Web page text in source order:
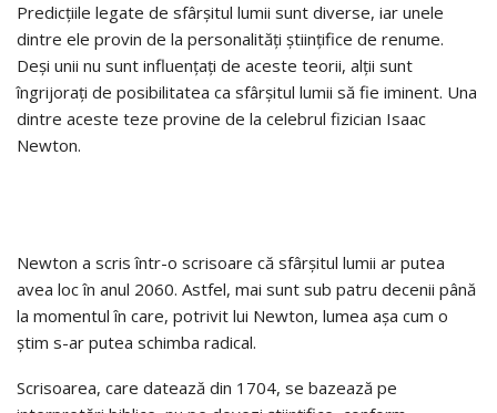
Predicțiile legate de sfârșitul lumii sunt diverse, iar unele
dintre ele provin de la personalități științifice de renume.
Deși unii nu sunt influențați de aceste teorii, alții sunt
îngrijorați de posibilitatea ca sfârșitul lumii să fie iminent. Una
dintre aceste teze provine de la celebrul fizician Isaac
Newton.
Newton a scris într-o scrisoare că sfârșitul lumii ar putea
avea loc în anul 2060. Astfel, mai sunt sub patru decenii până
la momentul în care, potrivit lui Newton, lumea așa cum o
știm s-ar putea schimba radical.
Scrisoarea, care datează din 1704, se bazează pe